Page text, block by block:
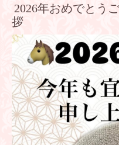
2026年おめでとう
拶